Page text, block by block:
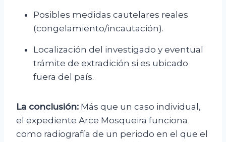
Posibles medidas cautelares reales
(congelamiento/incautación).
Localización del investigado y eventual
trámite de extradición si es ubicado
fuera del país.
La conclusión: Más que un caso individual,
el expediente Arce Mosqueira funciona
como radiografía de un periodo en el que el